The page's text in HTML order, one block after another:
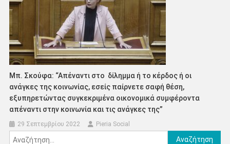
Μπ. Σκούφα: “Απέναντι στο δίλημμα ή το κέρδος ή οι
ανάγκες της κοινωνίας, εσείς παίρνετε σαφή θέση,
εξυπηρετώντας συγκεκριμένα οικονομικά συμφέροντα
απέναντι στην κοινωνία και τις ανάγκες της”
29 Σεπτεμβρίου 2022 Pieria Social
Αναζήτηση